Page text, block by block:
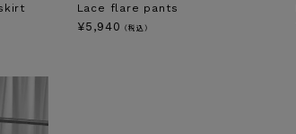
Lace flare pants
¥5,940 （税込）